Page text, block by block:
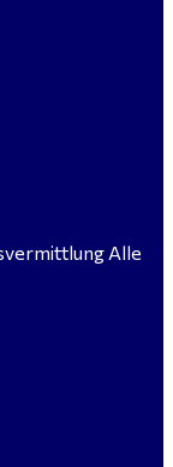
Fliesen -
und
20 €
Alle